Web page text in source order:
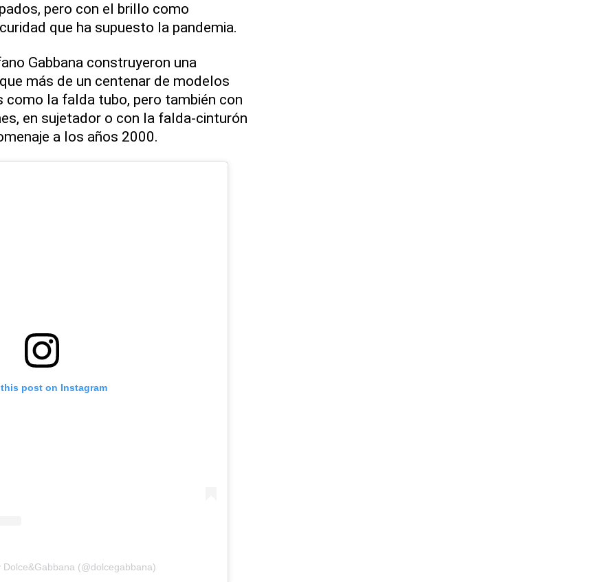
pero con el brillo como
que ha supuesto la pandemia.
Gabbana construyeron una
más de un centenar de modelos
la falda tubo, pero también con
en sujetador o con la falda-cinturón
a los años 2000.
post on Instagram
Dolce&Gabbana (@dolcegabbana)